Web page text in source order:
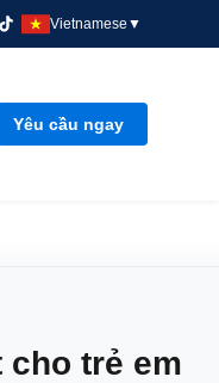
Vietnamese ▼
Yêu cầu ngay
trẻ em